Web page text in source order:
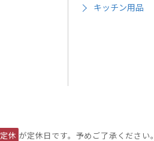
キッチン用品
定休 が定休日です。予めご了承ください。